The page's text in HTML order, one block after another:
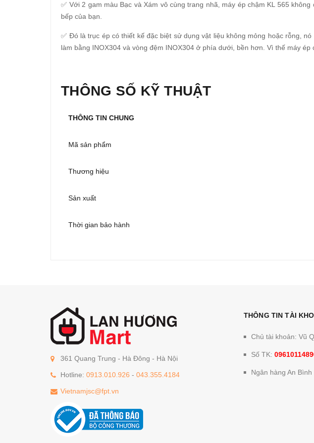
✅ Với 2 gam màu Bạc và Xám vô cùng trang nhã, máy ép chậm KL 565
bếp của bạn.
✅ Đó là trục ép có thiết kế đặc biệt sử dụng vật liệu không mỏng hoặc rỗng,
làm bằng INOX304 và vòng đệm INOX304 ở phía dưới, bền hơn. Vì thế máy
THÔNG SỐ KỸ THUẬT
THÔNG TIN CHUNG
Mã sản phẩm
Thương hiệu
Sản xuất
Thời gian bảo hành
361 Quang Trung - Hà Đông - Hà Nội
Hotline: 0913.010.926 - 043.355.4184
Vietnamjsc@fpt.vn
THÔNG TIN TÀI
Chủ tài khoản: Vũ
Số TK:
Ngân hàng An